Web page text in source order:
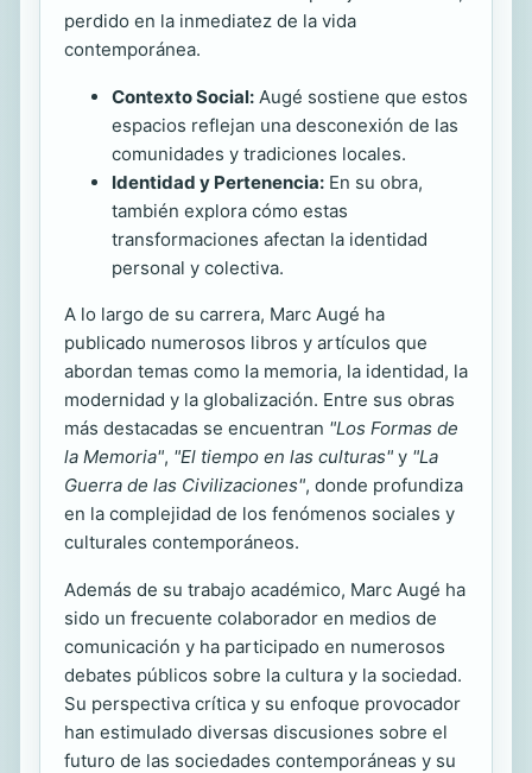
perdido en la inmediatez de la vida
contemporánea.
Contexto Social: Augé sostiene que estos
espacios reflejan una desconexión de las
comunidades y tradiciones locales.
Identidad y Pertenencia: En su obra,
también explora cómo estas
transformaciones afectan la identidad
personal y colectiva.
A lo largo de su carrera, Marc Augé ha
publicado numerosos libros y artículos que
abordan temas como la memoria, la identidad, la
modernidad y la globalización. Entre sus obras
más destacadas se encuentran "Los Formas de
la Memoria", "El tiempo en las culturas" y "La
Guerra de las Civilizaciones", donde profundiza
en la complejidad de los fenómenos sociales y
culturales contemporáneos.
Además de su trabajo académico, Marc Augé ha
sido un frecuente colaborador en medios de
comunicación y ha participado en numerosos
debates públicos sobre la cultura y la sociedad.
Su perspectiva crítica y su enfoque provocador
han estimulado diversas discusiones sobre el
futuro de las sociedades contemporáneas y su